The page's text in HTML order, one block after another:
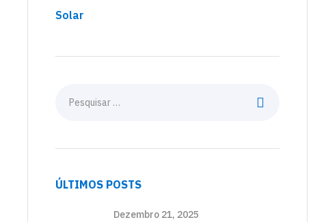
Solar
ÚLTIMOS POSTS
Dezembro 21, 2025